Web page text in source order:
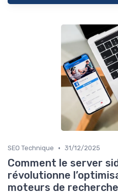
SEO Technique • 31/12/2025
Comment le server
révolutionne
moteurs de recherche